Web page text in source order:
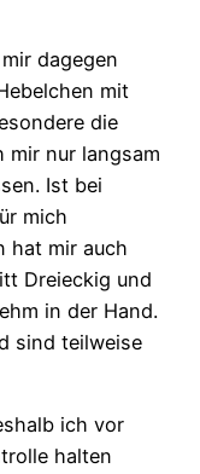
dagegen
mit
die
mir nur langsam
Ist bei
mich
hat mir auch
Dreieckig und
in der Hand.
sind teilweise
ich vor
halten